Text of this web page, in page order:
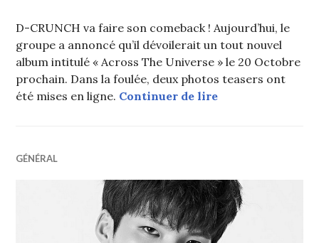
D-CRUNCH va faire son comeback ! Aujourd’hui, le
groupe a annoncé qu’il dévoilerait un tout nouvel
album intitulé « Across The Universe » le 20 Octobre
prochain. Dans la foulée, deux photos teasers ont
été mises en ligne. Continuer de lireD-CRUNCH
GÉNÉRAL